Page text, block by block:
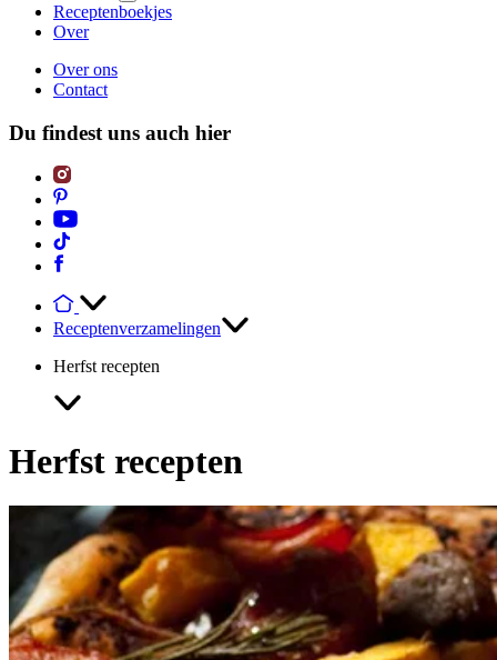
Receptenboekjes
Over
Over ons
Contact
Du findest uns auch hier
Receptenverzamelingen
Herfst recepten
Herfst recepten